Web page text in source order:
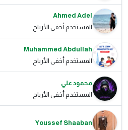
Ahmed Adel
المستخدم أخفى الأرباح
Muhammed Abdullah
المستخدم أخفى الأرباح
محمود علي
المستخدم أخفى الأرباح
Youssef Shaaban